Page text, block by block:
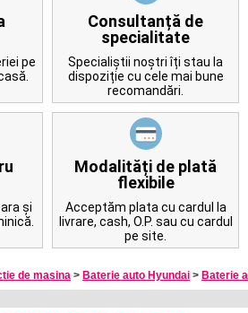
pe
Consultanță de
specialitate
Specialiștii noștri îți stau la
dispoziție cu cele mai bune
recomandări.
și
Modalități de plată
flexibile
Acceptăm plata cu cardul la
livrare, cash, O.P. sau cu cardul
pe site.
de masina > Baterie auto Hyundai > Baterie